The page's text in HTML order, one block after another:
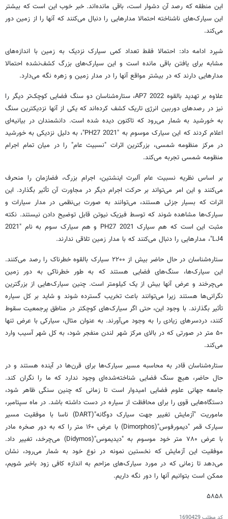
این منطقه که رصد آن دشوار است، باقی مانده‌اند. خبر خوب این است که بیشتر
این سیارک‌های ناشناخته احتمالا مدارهایی را دنبال می‌کنند که آنها را از زمین دور
می‌کند.
شپرد ادامه داد: احتمالا فقط تعداد کمی سیارک نزدیک به زمین با اندازه‌های
مشابه برای یافتن باقی مانده است و این سیارک‌های بزرگ کشف‌نشده احتمالا
مدارهایی دارند که در بیشتر مواقع آنها را در مدار زمین و زهره نگه می‌دارد.
علاوه بر تهدید بالقوه 2022 AP7، ستاره‌شناسان دو سنگ فضایی کوچک‌تر دیگر را
نیز در رصدهای دوربین انرژی تاریک کشف کرده‌اند که یکی از آنها نزدیکترین سنگ
به خورشید به شمار می‌رود که تاکنون دیده شده است. دانشمندان در بیانیه‌ای
اعلام کردند که این سیارک موسوم به "2021 PH27"، به دلیل نزدیکی به خورشید
در مرکز منظومه شمسی، بزرگترین اثرات "نسبیت عام" را در میان تمام اجرام
منظومه شمسی تجربه می‌کند.
بر اساس نظریه نسبیت عام آلبرت اینشتین، اجرام بزرگ، فضازمان را منحرف
می‌کنند و این امر می‌تواند بر حرکت اجرام دیگر در مجاورت آن تأثیر بگذارد. این
اثرات که بسیار جزئی هستند، می‌توانند به صورت بی‌نظمی در مدار سیارات و
سیارک‌ها مشاهده شوند که توسط فیزیک نیوتن قابل توضیح دادن نیستند. نکته
مثبت این است که هم سیارک 2021 PH27 و هم سیارک سوم به نام "2021
LJ4"، مدارهایی را دنبال می‌کنند که با مدار زمین تلاقی ندارند.
ستاره‌شناسان در حال حاضر بیش از ۲۲۰۰ سیارک بالقوه خطرناک را رصد می‌کنند.
این سیارک‌ها، سنگ‌های فضایی هستند که به طور خطرناکی به دور زمین
می‌چرخند و عرض آنها بیش از یک کیلومتر است. چنین سیارک‌هایی از بزرگترین
نگرانی‌ها هستند زیرا می‌توانند باعث تخریب گسترده شوند و شاید بر کل سیاره
تأثیر بگذارند. با وجود این، حتی اگر سیارک‌های کوچکتر در مناطق پرجمعیت سقوط
کنند، دردسرهای زیادی را به وجود می‌آورند. به عنوان مثال، سیارکی با عرض تنها
۵۰ متر در صورتی که در بالای مرکز شهر لندن منفجر شود، به کل شهر آسیب وارد
می‌کند.
ستاره‌شناسان قادر به محاسبه مسیر سیارک‌ها برای قرن‌ها در آینده هستند و در
حال حاضر، هیچ سنگ فضایی شناخته‌شده‌ای وجود ندارد که ما را نگران کند.
جامعه جهانی علوم فضایی امیدوار است تا زمانی که چنین سنگی ظاهر شود،
دستگاه‌هایی قوی را برای محافظت از سیاره در دست داشته باشد. در ماه سپتامبر،
ماموریت "آزمایش تغییر جهت سیارک دوگانه"(DART) ناسا با موفقیت مسیر
سیارک قمر "دیمورفوس"(Dimorphos) با عرض ۱۶۰ متر را که به دور صخره مادر
با عرض ۷۸۰ متر خود موسوم به "دیدیموس"(Didymos) می‌چرخد، تغییر داد.
موفقیت این آزمایش که نخستین نمونه در نوع خود به شمار می‌رود، نشان
می‌دهد تا زمانی که در مورد سیارک‌های مزاحم به اندازه کافی زود باخبر شویم،
ممکن است بتوانیم آنها را دور نگه داریم.
۵۸۵۸